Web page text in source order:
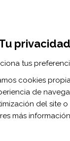
and
pii/
wave
Y, Khamnian
tus
cookies
de
del site
más